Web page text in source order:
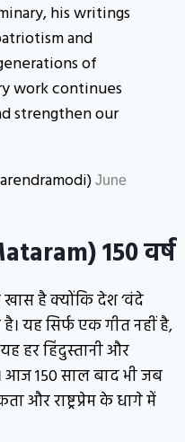
his writings
and
of
work continues
strengthen our
June
150 वर्ष
है क्योंकि देश ‘वंदे
है। यह सिर्फ एक गीत नहीं है,
हर हिंदुस्तानी और
आज 150 साल बाद भी जब
और राष्ट्रप्रेम के धागे में